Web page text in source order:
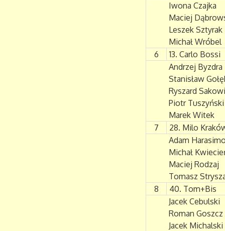
Iwona Czajka
Maciej
Leszek Sztyrak
Michał Wróbel
6
13. Carlo Bossi
Andrzej Byzdra
Stanisław
Ryszard
Piotr Tuszyński
Marek Witek
7
28. Milo
Adam
Michał
Maciej Rodzaj
Tomasz
8
40. Tom+Bis
Jacek Cebulski
Roman Goszcz
Jacek Michalski